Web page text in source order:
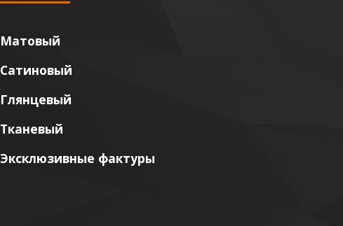
Матовый
Сатиновый
Глянцевый
Тканевый
Эксклюзивные фактуры